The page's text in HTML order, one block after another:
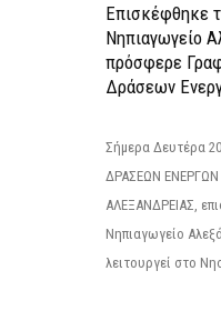
Επισκέφθηκε
Νηπιαγωγείο
πρόσφερε
Δράσεων
Σήμερα Δευτέρα
ΔΡΑΣΕΩΝ
ΑΛΕΞΑΝΔΡΕΙΑΣ,
Νηπιαγωγείο
λειτουργεί στο